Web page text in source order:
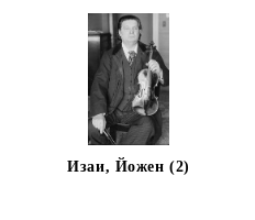
Изаи, Йожен (2)